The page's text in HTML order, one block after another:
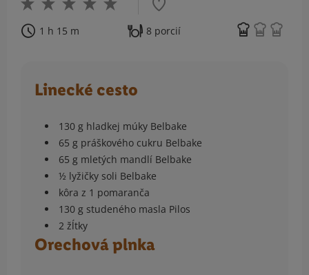
1 h 15 m 8 porcií
Linecké cesto
130 g hladkej múky Belbake
65 g práškového cukru Belbake
65 g mletých mandlí Belbake
½ lyžičky soli Belbake
kôra z 1 pomaranča
130 g studeného masla Pilos
2 žĺtky
Orechová plnka